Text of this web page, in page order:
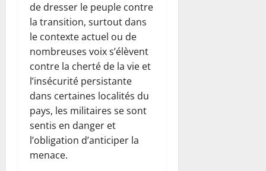
de dresser le peuple contre
la transition, surtout dans
le contexte actuel ou de
nombreuses voix s’élèvent
contre la cherté de la vie et
l’insécurité persistante
dans certaines localités du
pays, les militaires se sont
sentis en danger et
l’obligation d’anticiper la
menace.